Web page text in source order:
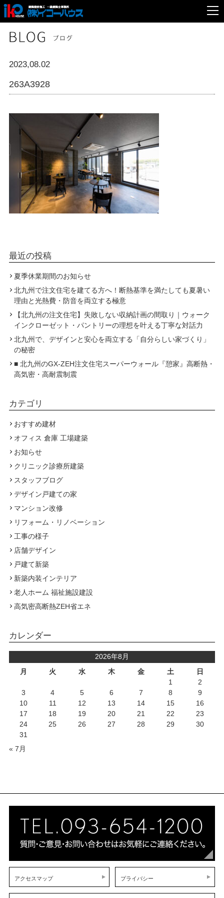
2023,08.02
263A3928
最近の投稿
夏季休業期間のお知らせ
北九州で注文住宅を建てる方へ！断熱基準を満たしても夏暑い
理由と光熱費・防音を両立する極意
【北九州の注文住宅】失敗しない収納計画の間取り｜ウォーク
インクローゼット・パントリーの理想を叶える丁寧な対話力
北九州で、デザインと安心を両立する「自分らしい家づくり」
の秘密
■ 北九州のGX-ZEH注文住宅スーパーウォール『憩家』高断熱・
高気密・高耐震制震
カテゴリ
おすすめ建材
オフィス 倉庫 工場建築
お知らせ
クリニック診療所建築
スタッフブログ
デザイン戸建ての家
マンション改修
リフォーム・リノベーション
工事の様子
店舗デザイン
戸建て新築
新築内装インテリア
老人ホーム 福祉施設建設
高気密高断熱ZEH省エネ
カレンダー
2026年8月
月
火 水 木 金 土 日
« 7月
1
2
3
4 5 6 7 8
9
10
11 12 13 14 15
16
17
18 19 20 21 22
23
24
25 26 27 28 29
30
31
アクセスマップ プライバシー